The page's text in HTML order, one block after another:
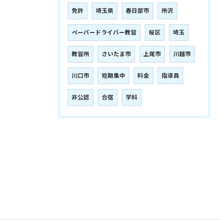
免許 埼玉県 春日部市 所沢
ペーパードライバー教習 桜区 埼玉
教習所 さいたま市 上尾市 川越市
川口市 短期集中 料金 指導員
非公認 合宿 学科